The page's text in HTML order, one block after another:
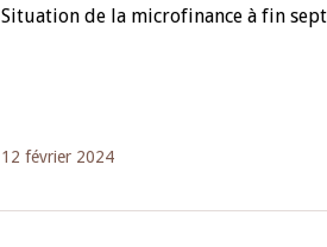
Situation de la microfinance à fin
12 février 2024